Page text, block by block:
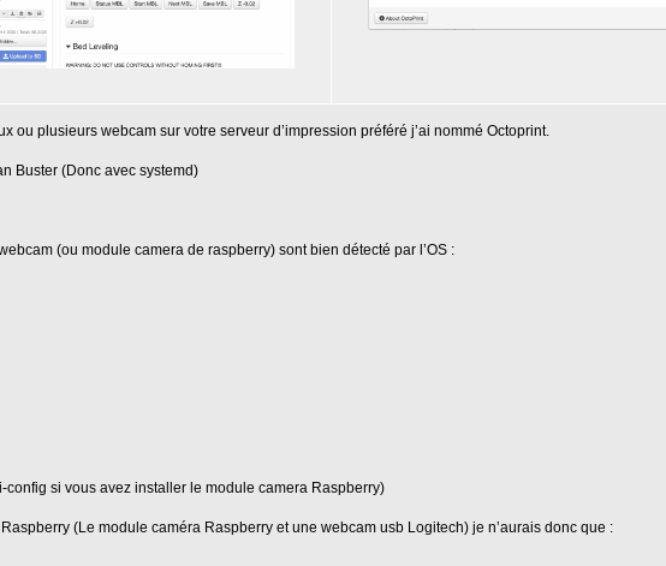
ou plusieurs webcam sur votre serveur d’impression préféré j’ai nommé Octoprint.
Buster (Donc avec systemd)
(ou module camera de raspberry) sont bien détecté par l’OS :
config si vous avez installer le module camera Raspberry)
(Le module caméra Raspberry et une webcam usb Logitech) je n’aurais donc que :